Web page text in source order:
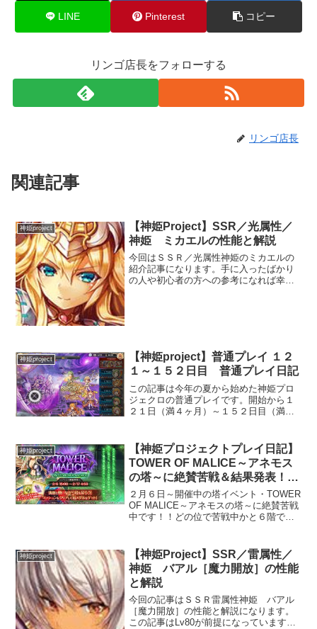
LINE Pinterest コピー
リンゴ店長をフォローする
リンゴ店長
関連記事
神姫project
【神姫Project】SSR／光属性／
神姫 ミカエルの性能と解説
今回はＳＳＲ／光属性神姫のミカエルの
紹介記事になります。手に入ったばかり
の人や初心者の方への参考になれば幸い
神姫project
【神姫project】普通プレイ １２
１～１５２日目 普通プレイ日記
この記事は今年の夏から始めた神姫プロ
ジェクロの普通プレイです。開始から１
２１日（満４ヶ月）～１５２日目（満５
回の記事はこちらです。【神姫project】
普通プレイ １０...
神姫project
【神姫プロジェクトプレイ日記】
TOWER OF MALICE～アネモス
の塔～に絶賛苦戦＆結果発表！！
＆現状の火パーティー報告！
２月６日～開催中の塔イベント・TOWER
OF MALICE～アネモスの塔～に絶賛苦戦
中です！！どの位で苦戦中かと６階でタ
ダメージ台では仕方ないね！ちなみに現
状はこんな...
神姫project
【神姫Project】SSR／雷属性／
神姫 バアル［魔力開放］の性能
と解説
今回の記事はＳＳＲ雷属性神姫 バアル
［魔力開放］の性能と解説になります。
この記事はLv80が前提になっていますの